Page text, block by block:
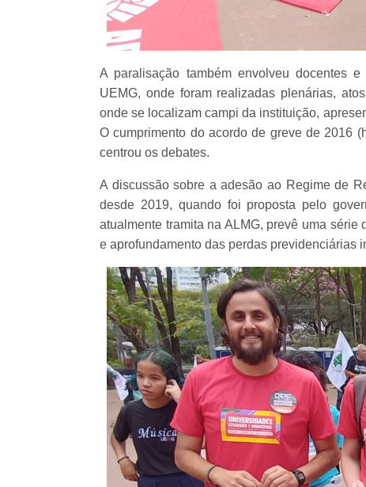
A paralisação também envolveu docentes
UEMG, onde foram realizadas plenárias,
onde se localizam campi da instituição,
O cumprimento do acordo de greve de 2016
centrou os debates.
A discussão sobre a adesão ao Regime de
desde 2019, quando foi proposta pelo
atualmente tramita na ALMG, prevê uma
e aprofundamento das perdas previdenciárias